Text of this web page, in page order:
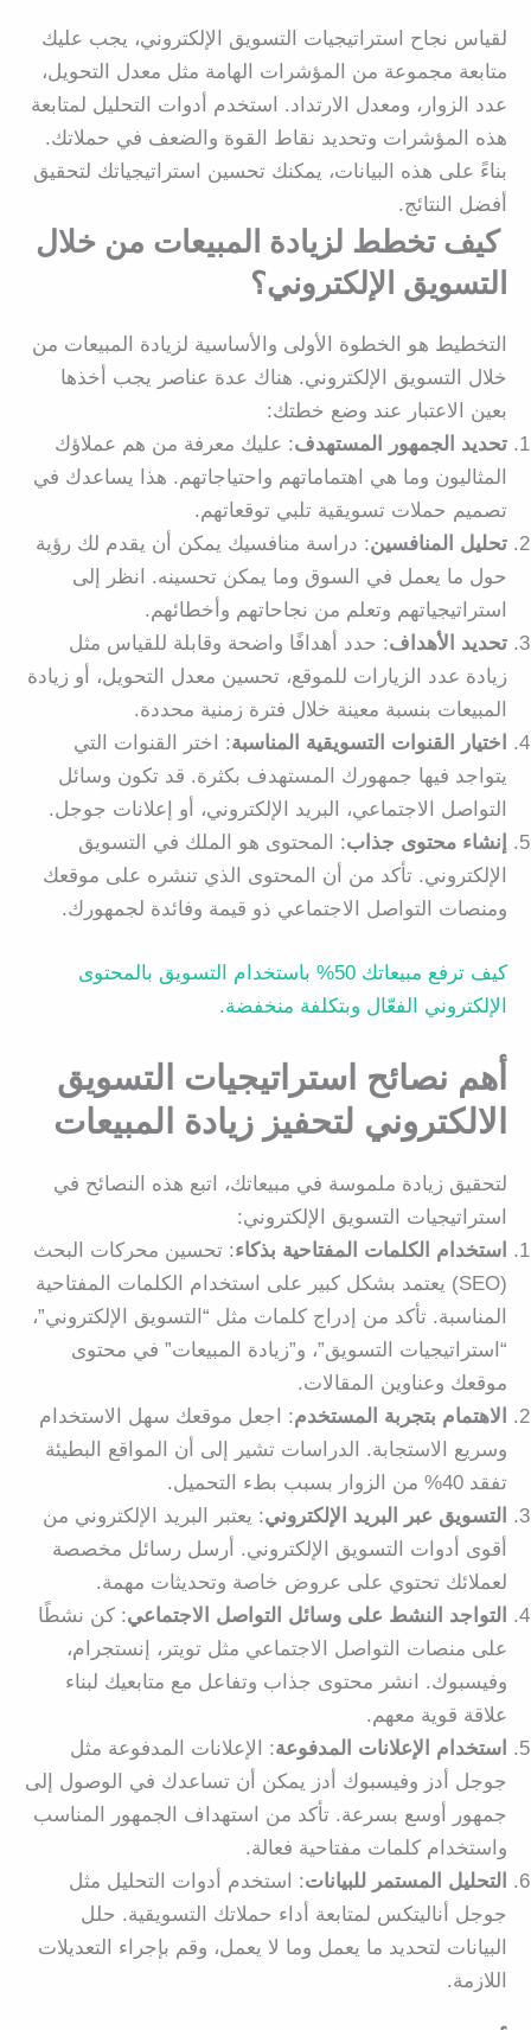
لقياس نجاح استراتيجيات التسويق الإلكتروني، يجب عليك
متابعة مجموعة من المؤشرات الهامة مثل معدل التحويل،
عدد الزوار، ومعدل الارتداد. استخدم أدوات التحليل لمتابعة
هذه المؤشرات وتحديد نقاط القوة والضعف في حملاتك.
بناءً على هذه البيانات، يمكنك تحسين استراتيجياتك لتحقيق
أفضل النتائج.
كيف تخطط لزيادة المبيعات من خلال
التسويق الإلكتروني؟
التخطيط هو الخطوة الأولى والأساسية لزيادة المبيعات من
خلال التسويق الإلكتروني. هناك عدة عناصر يجب أخذها
بعين الاعتبار عند وضع خطتك:
تحديد الجمهور المستهدف: عليك معرفة من هم عملاؤك
المثاليون وما هي اهتماماتهم واحتياجاتهم. هذا يساعدك في
تصميم حملات تسويقية تلبي توقعاتهم.
تحليل المنافسين: دراسة منافسيك يمكن أن يقدم لك رؤية
حول ما يعمل في السوق وما يمكن تحسينه. انظر إلى
استراتيجياتهم وتعلم من نجاحاتهم وأخطائهم.
تحديد الأهداف: حدد أهدافًا واضحة وقابلة للقياس مثل
زيادة عدد الزيارات للموقع، تحسين معدل التحويل، أو زيادة
المبيعات بنسبة معينة خلال فترة زمنية محددة.
اختيار القنوات التسويقية المناسبة: اختر القنوات التي
يتواجد فيها جمهورك المستهدف بكثرة. قد تكون وسائل
التواصل الاجتماعي، البريد الإلكتروني، أو إعلانات جوجل.
إنشاء محتوى جذاب: المحتوى هو الملك في التسويق
الإلكتروني. تأكد من أن المحتوى الذي تنشره على موقعك
ومنصات التواصل الاجتماعي ذو قيمة وفائدة لجمهورك.
كيف ترفع مبيعاتك 50% باستخدام التسويق بالمحتوى
الإلكتروني الفعّال وبتكلفة منخفضة.
أهم نصائح استراتيجيات التسويق
الالكتروني لتحفيز زيادة المبيعات
لتحقيق زيادة ملموسة في مبيعاتك، اتبع هذه النصائح في
استراتيجيات التسويق الإلكتروني:
استخدام الكلمات المفتاحية بذكاء: تحسين محركات البحث
(SEO) يعتمد بشكل كبير على استخدام الكلمات المفتاحية
المناسبة. تأكد من إدراج كلمات مثل “التسويق الإلكتروني”،
“استراتيجيات التسويق”، و”زيادة المبيعات” في محتوى
موقعك وعناوين المقالات.
الاهتمام بتجربة المستخدم: اجعل موقعك سهل الاستخدام
وسريع الاستجابة. الدراسات تشير إلى أن المواقع البطيئة
تفقد 40% من الزوار بسبب بطء التحميل.
التسويق عبر البريد الإلكتروني: يعتبر البريد الإلكتروني من
أقوى أدوات التسويق الإلكتروني. أرسل رسائل مخصصة
لعملائك تحتوي على عروض خاصة وتحديثات مهمة.
التواجد النشط على وسائل التواصل الاجتماعي: كن نشطًا
على منصات التواصل الاجتماعي مثل تويتر، إنستجرام،
وفيسبوك. انشر محتوى جذاب وتفاعل مع متابعيك لبناء
علاقة قوية معهم.
استخدام الإعلانات المدفوعة: الإعلانات المدفوعة مثل
جوجل أدز وفيسبوك أدز يمكن أن تساعدك في الوصول إلى
جمهور أوسع بسرعة. تأكد من استهداف الجمهور المناسب
واستخدام كلمات مفتاحية فعالة.
التحليل المستمر للبيانات: استخدم أدوات التحليل مثل
جوجل أناليتكس لمتابعة أداء حملاتك التسويقية. حلل
البيانات لتحديد ما يعمل وما لا يعمل، وقم بإجراء التعديلات
اللازمة.